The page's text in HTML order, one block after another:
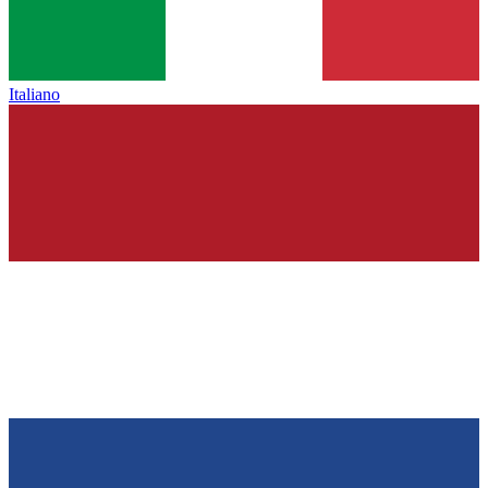
Italiano